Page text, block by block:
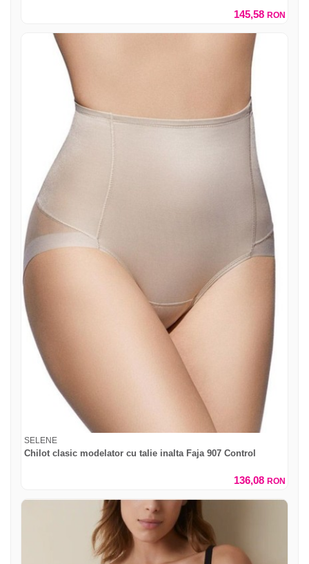
145,58 RON
SELENE
Chilot clasic modelator cu talie inalta Faja 907 Control
136,08 RON